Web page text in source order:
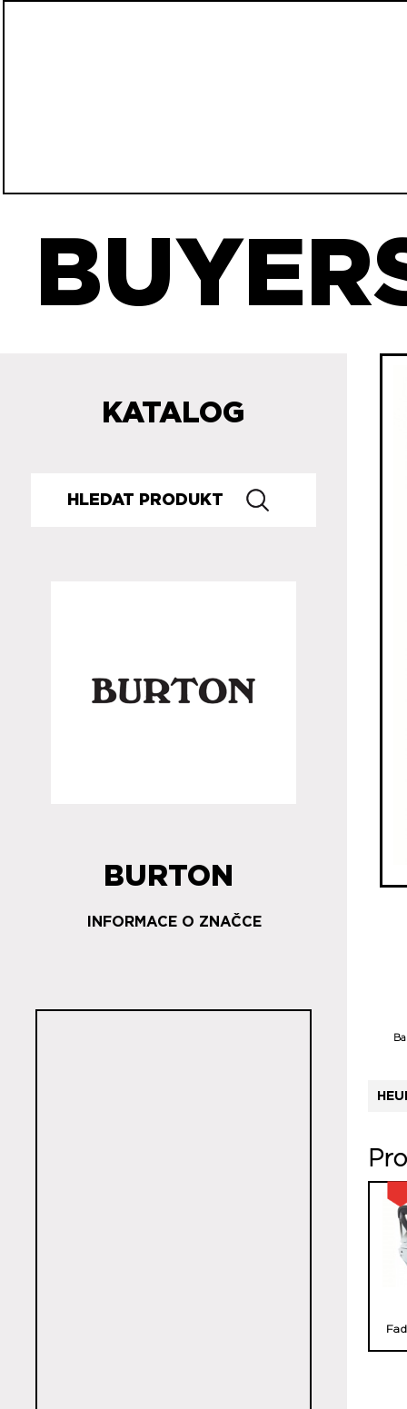
KATALOG
BURTON
INFORMACE O ZNAČCE